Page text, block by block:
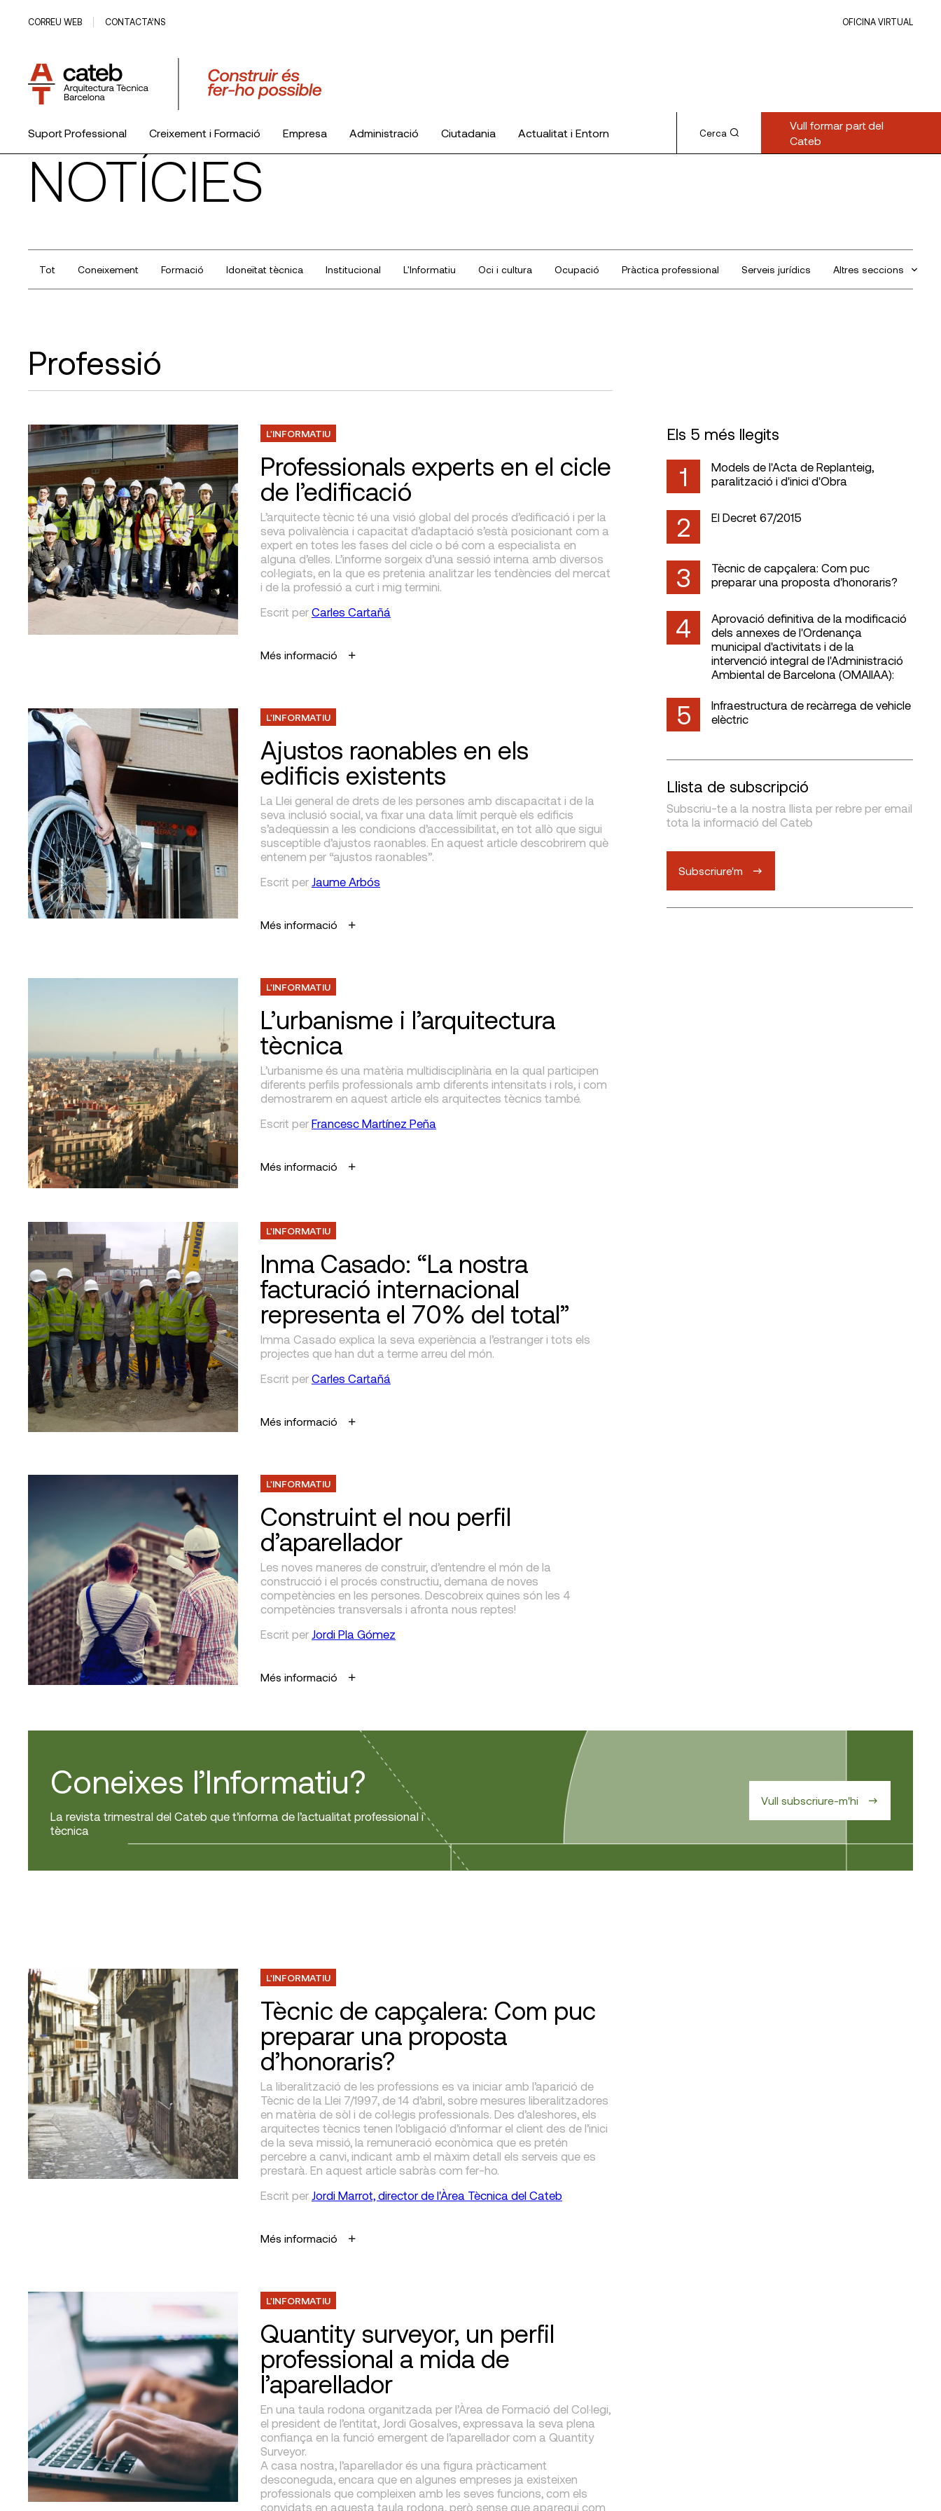
CORREU WEB CONTACTA’NS OFICINA VIRTUAL
Suport Professional Creixement i Formació Empresa Administració Ciutadania Actualitat i Entorn
El Col·legi
Cerca
Vull formar part del
Cateb
NOTÍCIES
Tot Coneixement Formació Idoneïtat tècnica Institucional L'Informatiu Oci i cultura Ocupació Pràctica professional Serveis jurídics Altres seccions
Professió
L'INFORMATIU
Professionals experts en el cicle
de l’edificació
L’arquitecte tècnic té una visió global del procés d’edificació i per la
seva polivalència i capacitat d’adaptació s’està posicionant com a
expert en totes les fases del cicle o bé com a especialista en
alguna d’elles. L’informe sorgeix d’una sessió interna amb diversos
col·legiats, en la que es pretenia analitzar les tendències del mercat
i de la professió a curt i mig termini.
Escrit per Carles Cartañá
Més informació
L'INFORMATIU
Ajustos raonables en els
edificis existents
La Llei general de drets de les persones amb discapacitat i de la
seva inclusió social, va fixar una data límit perquè els edificis
s’adeqüessin a les condicions d’accessibilitat, en tot allò que sigui
susceptible d’ajustos raonables. En aquest article descobrirem què
entenem per “ajustos raonables”.
Escrit per Jaume Arbós
Més informació
L'INFORMATIU
L’urbanisme i l’arquitectura
tècnica
L’urbanisme és una matèria multidisciplinària en la qual participen
diferents perfils professionals amb diferents intensitats i rols, i com
demostrarem en aquest article els arquitectes tècnics també.
Escrit per Francesc Martínez Peña
Més informació
L'INFORMATIU
Inma Casado: “La nostra
facturació internacional
representa el 70% del total”
Imma Casado explica la seva experiència a l’estranger i tots els
projectes que han dut a terme arreu del món.
Escrit per Carles Cartañá
Més informació
L'INFORMATIU
Construint el nou perfil
d’aparellador
Les noves maneres de construir, d’entendre el món de la
construcció i el procés constructiu, demana de noves
competències en les persones. Descobreix quines són les 4
competències transversals i afronta nous reptes!
Escrit per Jordi Pla Gómez
Més informació
Els 5 més llegits
1
Models de l'Acta de Replanteig,
paralització i d'inici d'Obra
2 El Decret 67/2015
3
Tècnic de capçalera: Com puc
preparar una proposta d'honoraris?
4
Aprovació definitiva de la modificació
dels annexes de l'Ordenança
municipal d'activitats i de la
intervenció integral de l'Administració
Ambiental de Barcelona (OMAIIAA):
5
Infraestructura de recàrrega de vehicle
elèctric
Llista de subscripció
Subscriu-te a la nostra llista per rebre per email
tota la informació del Cateb
Subscriure'm
Coneixes l’Informatiu?
La revista trimestral del Cateb que t’informa de l’actualitat professional i
tècnica
Vull subscriure-m'hi
L'INFORMATIU
Tècnic de capçalera: Com puc
preparar una proposta
d’honoraris?
La liberalització de les professions es va iniciar amb l’aparició de
Tècnic de la Llei 7/1997, de 14 d’abril, sobre mesures liberalitzadores
en matèria de sòl i de col·legis professionals. Des d’aleshores, els
arquitectes tècnics tenen l’obligació d’informar el client des de l’inici
de la seva missió, la remuneració econòmica que es pretén
percebre a canvi, indicant amb el màxim detall els serveis que es
prestarà. En aquest article sabràs com fer-ho.
Escrit per Jordi Marrot, director de l'Àrea Tècnica del Cateb
Més informació
L'INFORMATIU
Quantity surveyor, un perfil
professional a mida de
l’aparellador
En una taula rodona organitzada per l’Àrea de Formació del Col·legi,
el president de l’entitat, Jordi Gosalves, expressava la seva plena
confiança en la funció emergent de l’aparellador com a Quantity
Surveyor.
A casa nostra, l’aparellador és una figura pràcticament
desconeguda, encara que en algunes empreses ja existeixen
professionals que compleixen amb les seves funcions, com els
convidats en aquesta taula rodona, però sense que aparegui com